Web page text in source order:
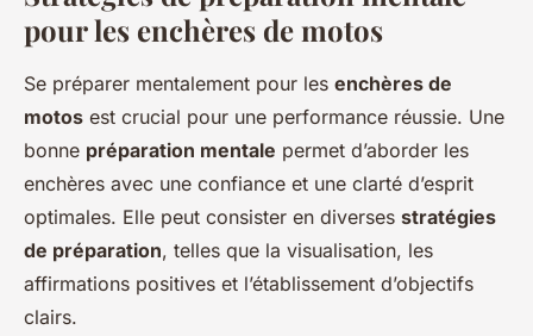
pour les enchères de motos
Se préparer mentalement pour les enchères de
motos est crucial pour une performance réussie. Une
bonne préparation mentale permet d’aborder les
enchères avec une confiance et une clarté d’esprit
optimales. Elle peut consister en diverses stratégies
de préparation, telles que la visualisation, les
affirmations positives et l’établissement d’objectifs
clairs.